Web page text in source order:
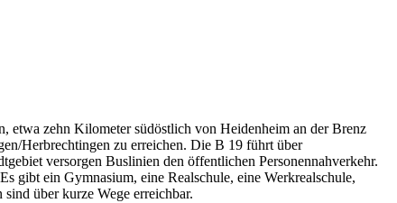
etwa zehn Kilometer südöstlich von Heidenheim an der Brenz
Herbrechtingen zu erreichen. Die B 19 führt über
versorgen Buslinien den öffentlichen Personennahverkehr.
gibt ein Gymnasium, eine Realschule, eine Werkrealschule,
über kurze Wege erreichbar.